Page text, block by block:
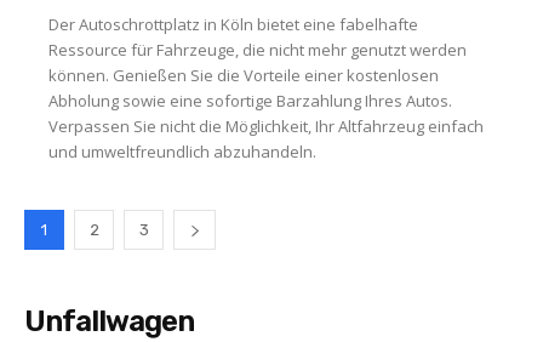
Der Autoschrottplatz in Köln bietet eine fabelhafte
Ressource für Fahrzeuge, die nicht mehr genutzt werden
können. Genießen Sie die Vorteile einer kostenlosen
Abholung sowie eine sofortige Barzahlung Ihres Autos.
Verpassen Sie nicht die Möglichkeit, Ihr Altfahrzeug einfach
und umweltfreundlich abzuhandeln.
1 2 3
Unfallwagen